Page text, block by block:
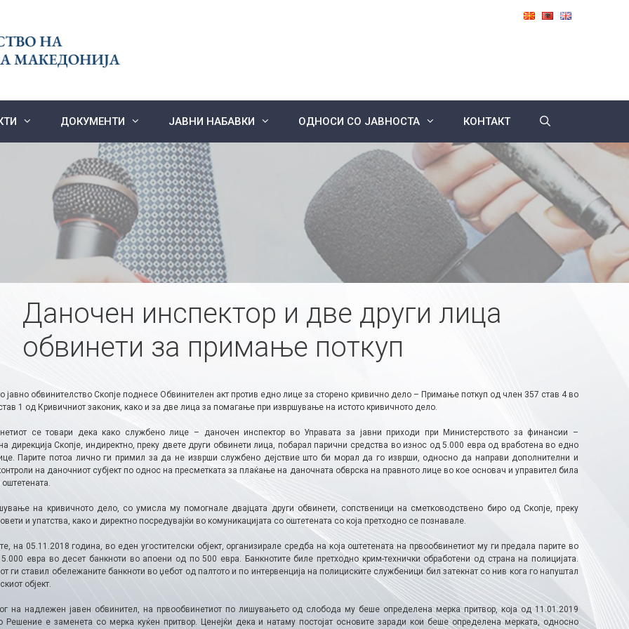
ДОКУМЕНТИ ЈАВНИ НАБАВКИ ОДНОСИ СО ЈАВНОСТА КОНТАКТ
Даночен инспектор и две други лица
обвинети за примање поткуп
јавно обвинителство Скопје поднесе Обвинителен акт против едно лице за сторено кривично дело – Примање поткуп од член 357 став 4 во
1 од Кривичниот законик, како и за две лица за помагање при извршување на истото кривичното дело.
се товари дека како службено лице – даночен инспектор во Управата за јавни приходи при Министерството за финансии –
дирекција Скопје, индиректно, преку двете други обвинети лица, побарал парични средства во износ од 5.000 евра од вработена во едно
Парите потоа лично ги примил за да не изврши службено дејствие што би морал да го изврши, односно да направи дополнителни и
на даночниот субјект по однос на пресметката за плаќање на даночната обврска на правното лице во кое основач и управител била
на кривичното дело, со умисла му помогнале двајцата други обвинети, сопственици на сметководствено биро од Скопје, преку
и упатства, како и директно посредувајќи во комуникацијата со оштетената со која претходно се познавале.
на 05.11.2018 година, во еден угостителски објект, организирале средба на која оштетената на првообвинетиот му ги предала парите во
евра во десет банкноти во апоени од по 500 евра. Банкнотите биле претходно крим-технички обработени од страна на полицијата.
ги ставил обележаните банкноти во џебот од палтото и по интервенција на полициските службеници бил затекнат со нив кога го напуштал
објект.
на надлежен јавен обвинител, на првообвинетиот по лишувањето од слобода му беше определена мерка притвор, која од 11.01.2019
Решение е заменета со мерка куќен притвор. Ценејќи дека и натаму постојат основите заради кои беше определена мерката, односно